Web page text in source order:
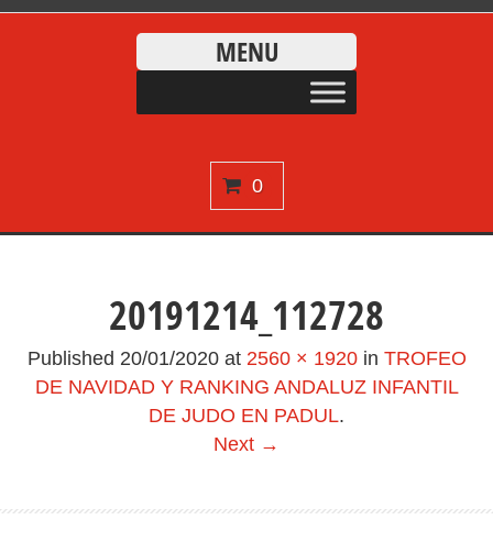
MENU
0
20191214_112728
Published 20/01/2020at 2560 × 1920in TROFEO
DE NAVIDAD Y RANKING ANDALUZ INFANTIL
DE JUDO EN PADUL.
Next →